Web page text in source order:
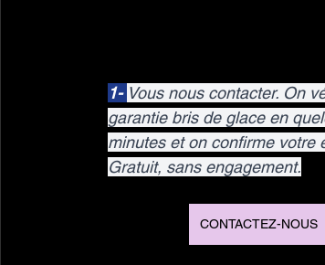
1- Vous nous contacter. On
garantie bris de glace en
minutes et on confirme votre
Gratuit, sans engagement.
CONTACTEZ-NOUS